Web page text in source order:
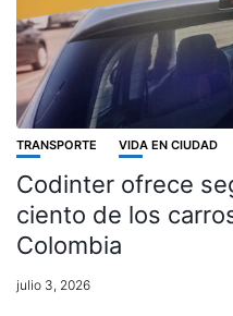
TRANSPORTE VIDA EN CIUDAD
Codinter ofrece
ciento de los
Colombia
julio 3, 2026